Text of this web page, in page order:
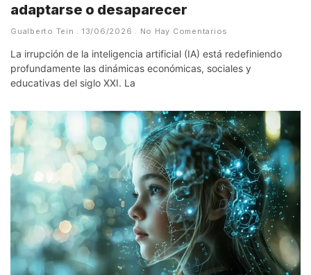
adaptarse o desaparecer
Gualberto Tein 13/06/2026 No Hay Comentarios
La irrupción de la inteligencia artificial (IA) está redefiniendo
profundamente las dinámicas económicas, sociales y
educativas del siglo XXI. La